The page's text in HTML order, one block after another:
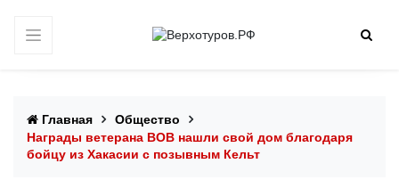
Главная
Общество
Награды ветерана ВОВ нашли свой дом благодаря
бойцу из Хакасии с позывным Кельт